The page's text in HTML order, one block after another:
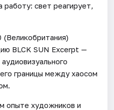
работу: свет реагирует,
(Великобритания)
BLCK SUN Excerpt —
границы между хаосом
опыте художников и